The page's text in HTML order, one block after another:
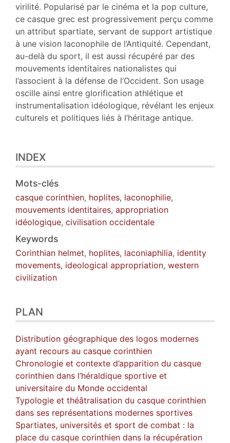
virilité. Popularisé par le cinéma et la pop culture,
ce casque grec est progressivement perçu comme
un attribut spartiate, servant de support artistique
à une vision laconophile de l’Antiquité. Cependant,
au-delà du sport, il est aussi récupéré par des
mouvements identitaires nationalistes qui
l’associent à la défense de l’Occident. Son usage
oscille ainsi entre glorification athlétique et
instrumentalisation idéologique, révélant les enjeux
culturels et politiques liés à l’héritage antique.
INDEX
Mots-clés
casque corinthien, hoplites, laconophilie,
mouvements identitaires, appropriation
idéologique, civilisation occidentale
Keywords
Corinthian helmet, hoplites, laconiaphilia, identity
movements, ideological appropriation, western
civilization
PLAN
Distribution géographique des logos modernes
ayant recours au casque corinthien
Chronologie et contexte d’apparition du casque
corinthien dans l’héraldique sportive et
universitaire du Monde occidental
Typologie et théâtralisation du casque corinthien
dans ses représentations modernes sportives
Spartiates, universités et sport de combat : la
place du casque corinthien dans la récupération